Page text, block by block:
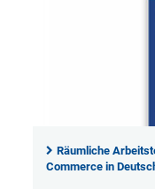
Räumliche
Commerce in